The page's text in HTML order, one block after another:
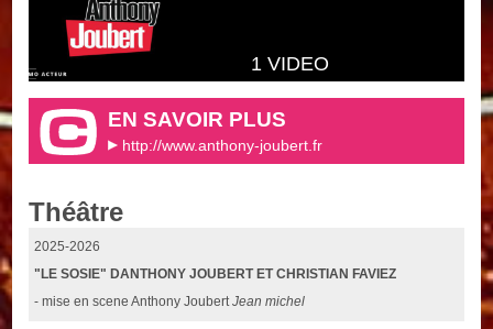
1 VIDEO
EN SAVOIR PLUS
http://www.anthony-joubert.fr
Théâtre
2025-2026
"LE SOSIE" DANTHONY JOUBERT ET CHRISTIAN FAVIEZ
- mise en scene Anthony JoubertJean michel